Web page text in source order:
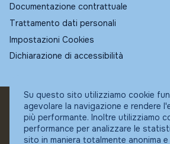
Documentazione contrattuale
Trattamento dati personali
Impostazioni Cookies
Dichiarazione di accessibilità
© Fundstore
Collocatore autorizzato:
Banca Ifigest SpA
Su questo sito utilizziamo cookie
agevolare la navigazione e rendere
più performante. Inoltre utilizziamo
performance per analizzare le
sito in maniera totalmente anonima